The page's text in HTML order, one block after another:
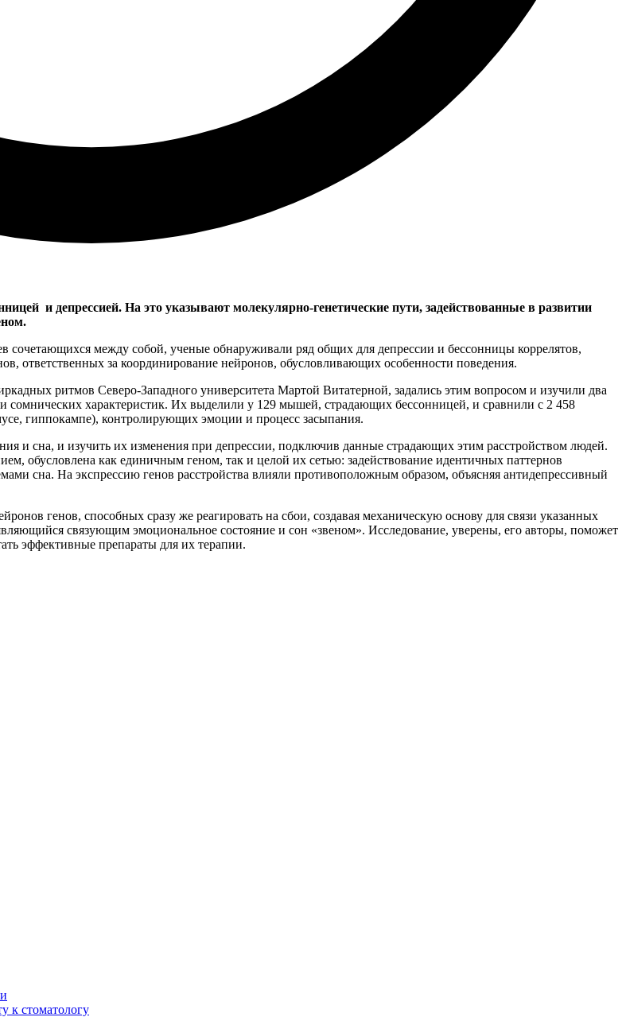
и депрессией. На это указывают молекулярно-генетические пути, задействованные в развитии
сочетающихся между собой, ученые обнаруживали ряд общих для депрессии и бессонницы коррелятов,
ответственных за координирование нейронов, обусловливающих особенности поведения.
ритмов Северо-Западного университета Мартой Витатерной, задались этим вопросом и изучили два
характеристик. Их выделили у 129 мышей, страдающих бессонницей, и сравнили с 2 458
гиппокампе), контролирующих эмоции и процесс засыпания.
и сна, и изучить их изменения при депрессии, подключив данные страдающих этим расстройством людей.
обусловлена как единичным геном, так и целой их сетью: задействование идентичных паттернов
сна. На экспрессию генов расстройства влияли противоположным образом, объясняя антидепрессивный
генов, способных сразу же реагировать на сбои, создавая механическую основу для связи указанных
связующим эмоциональное состояние и сон «звеном». Исследование, уверены, его авторы, поможет
эффективные препараты для их терапии.
к стоматологу